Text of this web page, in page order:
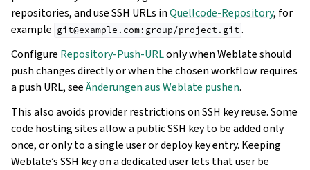
repositories, and use SSH URLs inQuellcode-Repository, for
example git@example.com:group/project.git .
Configure Repository-Push-URLonly when Weblate should
push changes directly or when the chosen workflow requires
a push URL, seeÄnderungen aus Weblate pushen.
This also avoids provider restrictions on SSH key reuse. Some
code hosting sites allow a public SSH key to be added only
once, or only to a single user or deploy key entry. Keeping
Weblate’s SSH key on a dedicated user lets that user be